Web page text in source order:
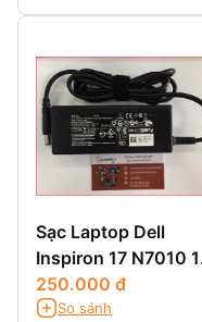
Sạc Laptop Dell
Inspiron 17 N7010
N7110
250.000 đ
So sánh